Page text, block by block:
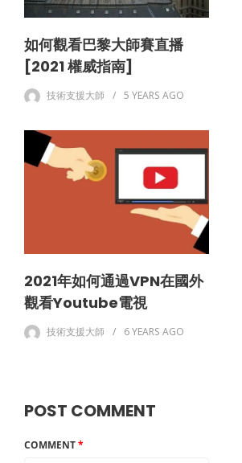
如何觀看巴黎大師賽直播
[2021 權威指南]
技術支援大師 5 YEARS AGO
2021年如何通過VPN在國外
觀看Youtube電視
技術支援大師 6 YEARS AGO
POST COMMENT
COMMENT*